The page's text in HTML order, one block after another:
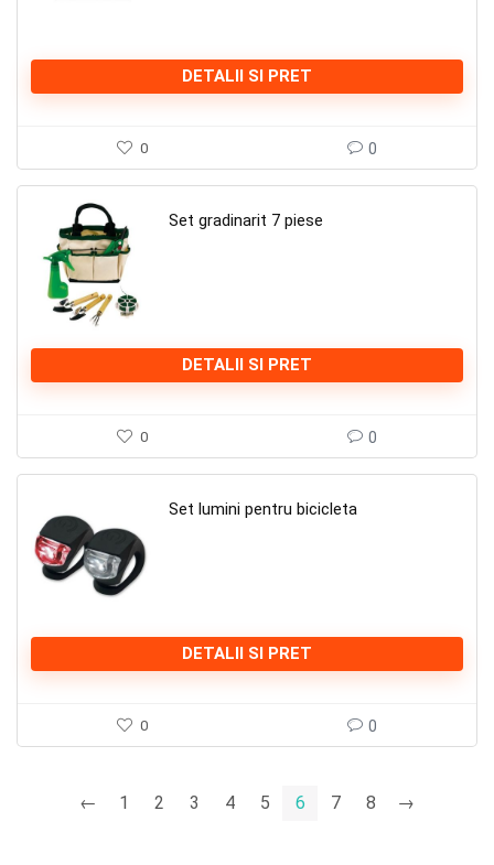
DETALII SI PRET
0 0
Set gradinarit 7 piese
DETALII SI PRET
0 0
Set lumini pentru bicicleta
DETALII SI PRET
0 0
← 1 2 3 4 5 6 7 8 →